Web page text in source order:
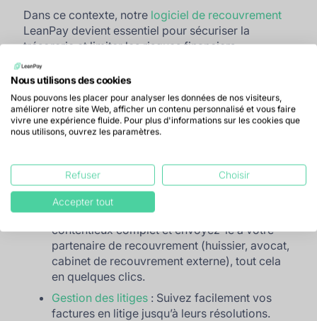
Dans ce contexte, notre logiciel de recouvrement
LeanPay devient essentiel pour sécuriser la
trésorerie et limiter les risques financiers,
notamment grâce à ses fonctionnalités :
Risque client: Anticipez les défaillances de
vos débiteurs à l’aide du scoring et de la
limite de crédit conseillé, consultable
directement depuis notre interface grâce à
Creditsafe. Vous êtes également alerté dès
que l’un de vos clients fait face à une
procédure collective.
Contentieux: Constituez un dossier
contentieux complet et envoyez-le à votre
partenaire de recouvrement (huissier, avocat,
cabinet de recouvrement externe), tout cela
en quelques clics.
Gestion des litiges : Suivez facilement vos
factures en litige jusqu’à leurs résolutions.
Nous utilisons des cookies
Nous pouvons les placer pour analyser les données de nos visiteurs,
améliorer notre site Web, afficher un contenu personnalisé et vous faire
vivre une expérience fluide. Pour plus d'informations sur les cookies que
nous utilisons, ouvrez les paramètres.
Refuser Choisir
Accepter tout